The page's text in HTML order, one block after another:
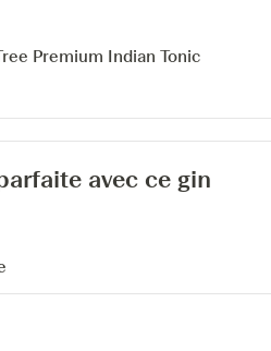
Premium Indian Tonic
avec ce gin